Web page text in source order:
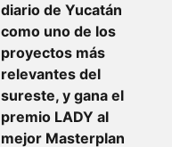
diario de Yucatán
como uno de los
proyectos más
relevantes del
sureste, y gana el
premio LADY al
mejor Masterplan